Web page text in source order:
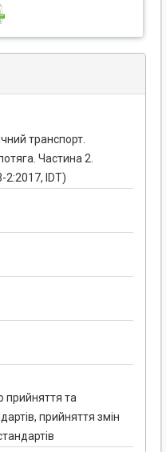
транспорт.
Частина 2.
2:2017, IDT)
прийняття та
прийняття змін